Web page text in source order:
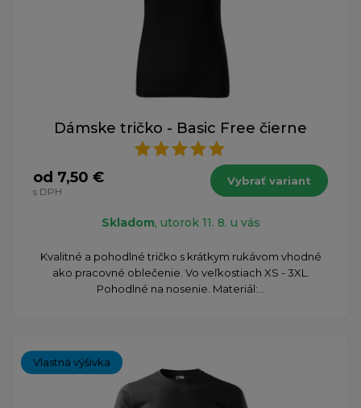
Dámske tričko - Basic Free čierne
od 7,50 €
s DPH
Vybrať variant
Skladom, utorok 11. 8. u vás
Kvalitné a pohodlné tričko s krátkym rukávom vhodné
ako pracovné oblečenie. Vo veľkostiach XS - 3XL.
Pohodlné na nosenie. Materiál:...
Vlastná výšivka